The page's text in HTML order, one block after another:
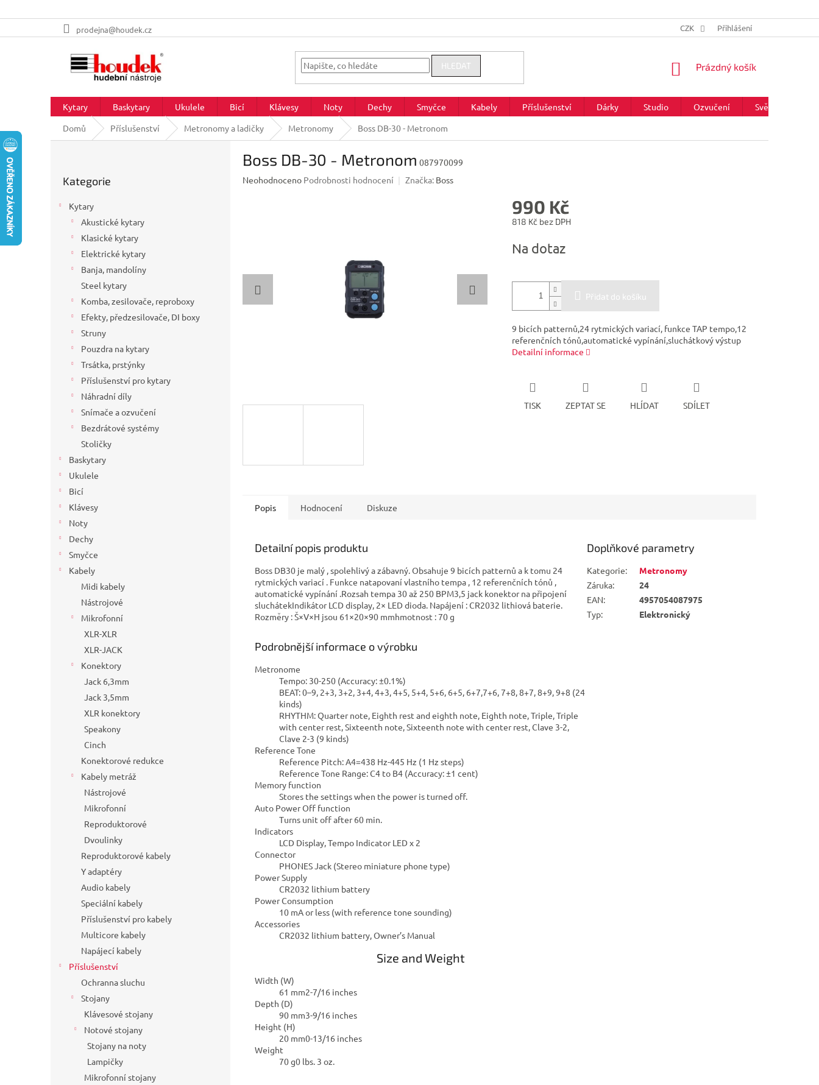
na
prodejna@houdek.cz CZK Přihlášení
HLEDAT
NÁKUPNÍ
Prázdný košík
Kytary Baskytary Ukulele Bicí Klávesy Noty Dechy Smyčce Kabely Příslušenství Dárky Studio Ozvučení Světla
Domů
Příslušenství Metronomy a ladičky Metronomy Boss DB-30 - Metronom
kategorie
Kategorie
Kytary
Akustické kytary
Klasické kytary
Elektrické kytary
Banja, mandolíny
Steel kytary
Komba, zesilovače, reproboxy
Efekty, předzesilovače, DI boxy
Struny
Pouzdra na kytary
Trsátka, prstýnky
Příslušenství pro kytary
Náhradní díly
Snímače a ozvučení
Bezdrátové systémy
Stoličky
Baskytary
Ukulele
Bicí
Klávesy
Noty
Dechy
Smyčce
Kabely
Midi kabely
Nástrojové
Mikrofonní
XLR-XLR
XLR-JACK
Konektory
Jack 6,3mm
Jack 3,5mm
XLR konektory
Speakony
Cinch
Konektorové redukce
Kabely metráž
Nástrojové
Mikrofonní
Reproduktorové
Dvoulinky
Reproduktorové kabely
Y adaptéry
Audio kabely
Speciální kabely
Příslušenství pro kabely
Multicore kabely
Napájecí kabely
Příslušenství
Ochranna sluchu
Stojany
Klávesové stojany
Notové stojany
Stojany na noty
Lampičky
Mikrofonní stojany
Boss DB-30 - Metronom 087970099
Průměrné
Neohodnoceno Podrobnosti hodnocení Značka: Boss
990 Kč
818 Kč bez DPH
cena:
Na dotaz
Přidat do košíku
9 bicích patternů,24 rytmických variací, funkce TAP tempo,12
referenčních tónů,automatické vypínání,sluchátkový výstup
Detailní informace
TISK ZEPTAT SE HLÍDAT SDÍLET
Popis Hodnocení Diskuze
Detailní popis produktu
Boss DB30 je malý , spolehlivý a zábavný. Obsahuje 9 bicích patternů a k tomu 24
rytmických variací . Funkce natapovaní vlastního tempa , 12 referenčních tónů ,
automatické vypínání .Rozsah tempa 30 až 250 BPM3,5 jack konektor na připojení
sluchátekIndikátor LCD display, 2× LED dioda. Napájení : CR2032 lithiová baterie.
Rozměry : Š×V×H jsou 61×20×90 mmhmotnost : 70 g
Podrobnější informace o výrobku
Metronome
Tempo: 30-250 (Accuracy: ±0.1%)
BEAT: 0–9, 2+3, 3+2, 3+4, 4+3, 4+5, 5+4, 5+6, 6+5, 6+7,7+6, 7+8, 8+7, 8+9, 9+8 (24
kinds)
RHYTHM: Quarter note, Eighth rest and eighth note, Eighth note, Triple, Triple
with center rest, Sixteenth note, Sixteenth note with center rest, Clave 3-2,
Clave 2-3 (9 kinds)
Reference Tone
Reference Pitch: A4=438 Hz-445 Hz (1 Hz steps)
Reference Tone Range: C4 to B4 (Accuracy: ±1 cent)
Memory function
Stores the settings when the power is turned off.
Auto Power Off function
Turns unit off after 60 min.
Indicators
LCD Display, Tempo Indicator LED x 2
Connector
PHONES Jack (Stereo miniature phone type)
Power Supply
CR2032 lithium battery
Power Consumption
10 mA or less (with reference tone sounding)
Accessories
CR2032 lithium battery, Owner’s Manual
Size and Weight
Width (W)
61 mm2-7/16 inches
Depth (D)
90 mm3-9/16 inches
Height (H)
20 mm0-13/16 inches
Weight
70 g0 lbs. 3 oz.
Doplňkové parametry
Kategorie:
Metronomy
Záruka:
24
EAN:
4957054087975
Typ: Elektronický